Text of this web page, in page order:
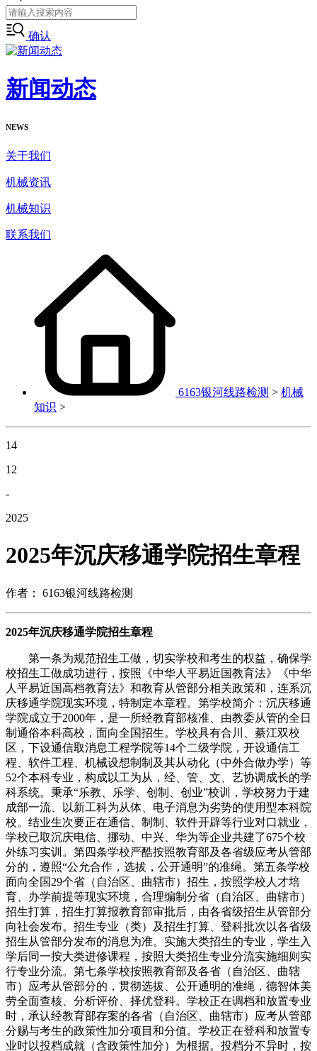
确认
新闻动态
NEWS
关于我们
机械资讯
机械知识
联系我们
6163银河线路检测 > 机械
知识 >
14
12
-
2025
2025年沉庆移通学院招生章程
作者： 6163银河线路检测
2025年沉庆移通学院招生章程
第一条为规范招生工做，切实学校和考生的权益，确保学
校招生工做成功进行，按照《中华人平易近国教育法》《中华
人平易近国高档教育法》和教育从管部分相关政策和，连系沉
庆移通学院现实环境，特制定本章程。第学校简介：沉庆移通
学院成立于2000年，是一所经教育部核准、由教委从管的全日
制通俗本科高校，面向全国招生。学校具有合川、綦江双校
区，下设通信取消息工程学院等14个二级学院，开设通信工
程、软件工程、机械设想制制及其从动化（中外合做办学）等
52个本科专业，构成以工为从，经、管、文、艺协调成长的学
科系统。秉承“乐教、乐学、创制、创业”校训，学校努力于建
成部一流、以新工科为从体、电子消息为劣势的使用型本科院
校。结业生次要正在通信、制制、软件开辟等行业对口就业，
学校已取沉庆电信、挪动、中兴、华为等企业共建了675个校
外练习实训。第四条学校严酷按照教育部及各省级应考从管部
分的，遵照“公允合作，选拔，公开通明”的准绳。第五条学校
面向全国29个省（自治区、曲辖市）招生，按照学校人才培
育、办学前提等现实环境，合理编制分省（自治区、曲辖市）
招生打算，招生打算报教育部审批后，由各省级招生从管部分
向社会发布。招生专业（类）及招生打算、登科批次以各省级
招生从管部分发布的消息为准。实施大类招生的专业，学生入
学后同一按大类进修课程，按照大类招生专业分流实施细则实
行专业分流。第七条学校按照教育部及各省（自治区、曲辖
市）应考从管部分的，贯彻选拔、公开通明的准绳，德智体美
劳全面查核、分析评价、择优登科。学校正在调档和放置专业
时，承认经教育部存案的各省（自治区、曲辖市）应考从管部
分赐与考生的政策性加分项目和分值。学校正在登科和放置专
业时以投档成就（含政策性加分）为根据。投档分不异时，按